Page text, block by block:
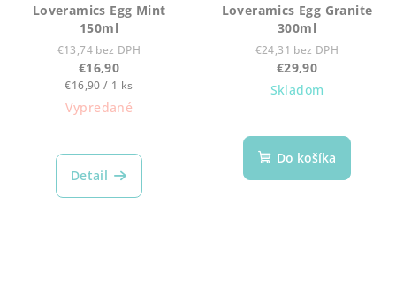
Loveramics Egg Mint
150ml
€13,74 bez DPH
€16,90
Jednotková
cena:
€16,90 / 1 ks
Vypredané
Detail
Loveramics Egg Granite
300ml
€24,31 bez DPH
€29,90
Skladom
Do košíka